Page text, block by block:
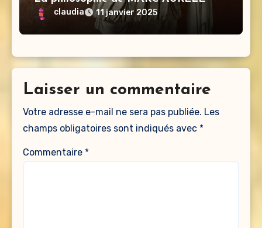
claudia 11 janvier 2025
Laisser un commentaire
Votre adresse e-mail ne sera pas publiée. Les
champs obligatoires sont indiqués avec *
Commentaire *